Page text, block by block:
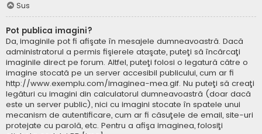
Sus
Pot publica imagini?
Da, imaginile pot fi afişate în mesajele dumneavoastră. Dacă
administratorul a permis fişierele ataşate, puteţi să încărcaţi
imaginile direct pe forum. Altfel, puteţi folosi o legatură către o
imagine stocată pe un server accesibil publicului, cum ar fi
http://www.exemplu.com/imaginea-mea.gif. Nu puteţi să creaţi
legături cu imagini din calculatorul dumneavoastră (doar dacă
este un server public), nici cu imagini stocate în spatele unui
mecanism de autentificare, cum ar fi căsuţele de email, site-uri
protejate cu parolă, etc. Pentru a afişa imaginea, folosiţi